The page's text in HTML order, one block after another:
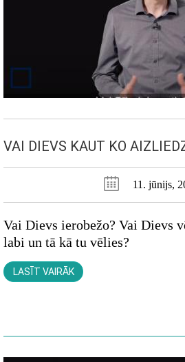
VAI DIEVS KAUT KO
11. jūnijs,
Vai Dievs ierobežo? Vai Dievs
labi un tā kā tu vēlies?
LASĪT VAIRĀK